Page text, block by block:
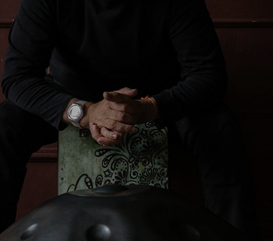
Es posible que muchos de ustedes oigan hoy
por primera vez este sorprendente sonido. Lo
hace (con ayuda de un músico, por supuesto)
el hang, uno de los instrumentos de percusión
El hang fue inventado hace sólo dos décadas
por artesanos suizos, que también pusieron en
marcha su delicadísima (aunque, por lo que
parece, no muy complicada) producción. Es
decir, el hang tiene la misma edad que el siglo
XXI, pero parece que haya llegado hasta
nosotros desde tiempos inmemoriales, desde
la historia milenaria de la música y los sonidos.
Y el sonido que las manos expertas extraen
del hang es un susurro o rumor inconfundible,
profundo, que conmueve el alma. Lo comparan
con sonidos del espacio... Pues bien, es muy